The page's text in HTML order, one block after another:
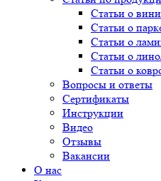
Статьи о
Статьи о
Статьи о
Статьи о
Статьи о
Вопросы и ответы
Сертификаты
Инструкции
Видео
Отзывы
Вакансии
О нас